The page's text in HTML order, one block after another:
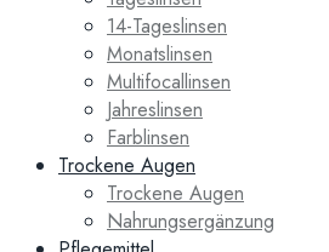
14-Tageslinsen
Monatslinsen
Multifocallinsen
Jahreslinsen
Farblinsen
Trockene Augen
Trockene Augen
Nahrungsergänzung